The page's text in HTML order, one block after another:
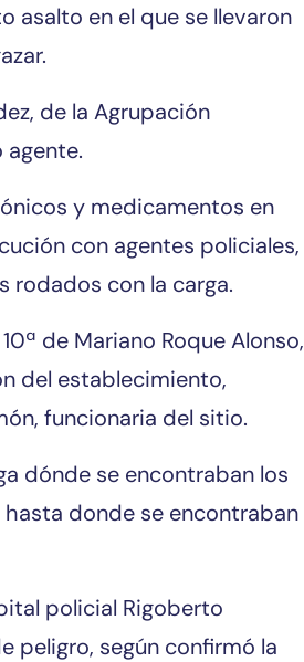
asalto en el que se llevaron
de la Agrupación
y medicamentos en
con agentes policiales,
rodados con la carga.
de Mariano Roque Alonso,
del establecimiento,
funcionaria del sitio.
dónde se encontraban los
donde se encontraban
policial Rigoberto
peligro, según confirmó la